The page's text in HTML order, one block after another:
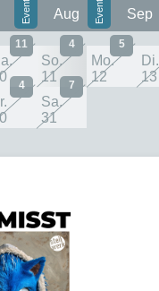
Aug Sep
11
So.
11
4
Mo.
12
5
Di.
13
4
Sa.
31
7